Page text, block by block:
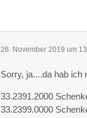
26. November 2019 um
Sorry, ja....da hab ich
33.2391.2000
33.2399.0000